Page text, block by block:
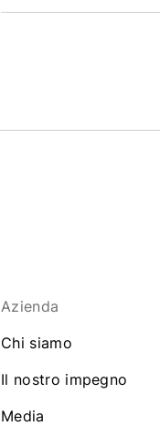
Azienda
Chi siamo
Il nostro impegno
Media